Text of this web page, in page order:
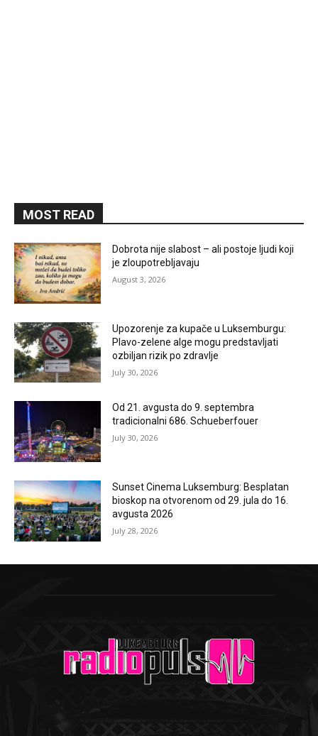
MOST READ
Dobrota nije slabost – ali postoje ljudi koji
je zloupotrebljavaju
August 3, 2026
Upozorenje za kupače u Luksemburgu:
Plavo-zelene alge mogu predstavljati
ozbiljan rizik po zdravlje
July 30, 2026
Od 21. avgusta do 9. septembra
tradicionalni 686. Schueberfouer
July 30, 2026
Sunset Cinema Luksemburg: Besplatan
bioskop na otvorenom od 29. jula do 16.
avgusta 2026
July 28, 2026